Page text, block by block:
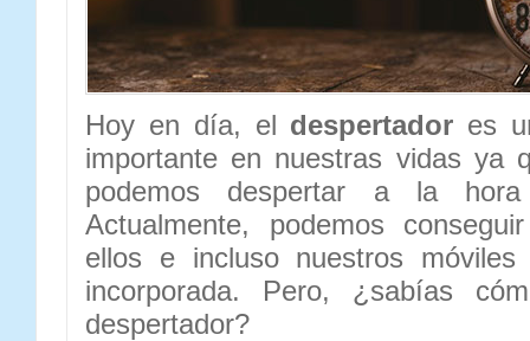
Hoy en día, el despertador es
importante en nuestras vidas ya
podemos despertar a la hora
Actualmente, podemos
ellos e incluso nuestros
incorporada. Pero, ¿sabías
despertador?